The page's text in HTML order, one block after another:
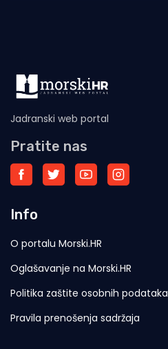
Jadranski web portal
Pratite nas
Info
O portalu Morski.HR
Oglašavanje na Morski.HR
Politika zaštite osobnih podataka
Pravila prenošenja sadržaja